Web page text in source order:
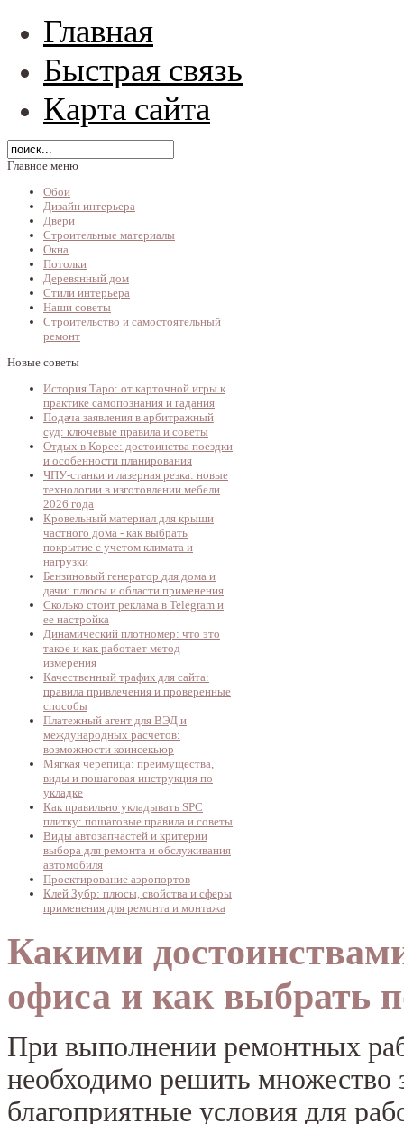
Главная
Быстрая связь
Карта сайта
Главное меню
Обои
Дизайн интерьера
Двери
Строительные материалы
Окна
Потолки
Деревянный дом
Стили интерьера
Наши советы
Строительство и самостоятельный
ремонт
Новые советы
История Таро: от карточной игры к
практике самопознания и гадания
Подача заявления в арбитражный
суд: ключевые правила и советы
Отдых в Корее: достоинства поездки
и особенности планирования
ЧПУ-станки и лазерная резка: новые
технологии в изготовлении мебели
2026 года
Кровельный материал для крыши
частного дома - как выбрать
покрытие с учетом климата и
нагрузки
Бензиновый генератор для дома и
дачи: плюсы и области применения
Сколько стоит реклама в Telegram и
ее настройка
Динамический плотномер: что это
такое и как работает метод
измерения
Качественный трафик для сайта:
правила привлечения и проверенные
способы
Платежный агент для ВЭД и
международных расчетов:
возможности коинсекьюр
Мягкая черепица: преимущества,
виды и пошаговая инструкция по
укладке
Как правильно укладывать SPC
плитку: пошаговые правила и советы
Виды автозапчастей и критерии
выбора для ремонта и обслуживания
автомобиля
Проектирование аэропортов
Клей Зубр: плюсы, свойства и сферы
применения для ремонта и монтажа
Какими
офиса и как выбрать
При выполнении ремонтных
необходимо решить множество
благоприятные условия для